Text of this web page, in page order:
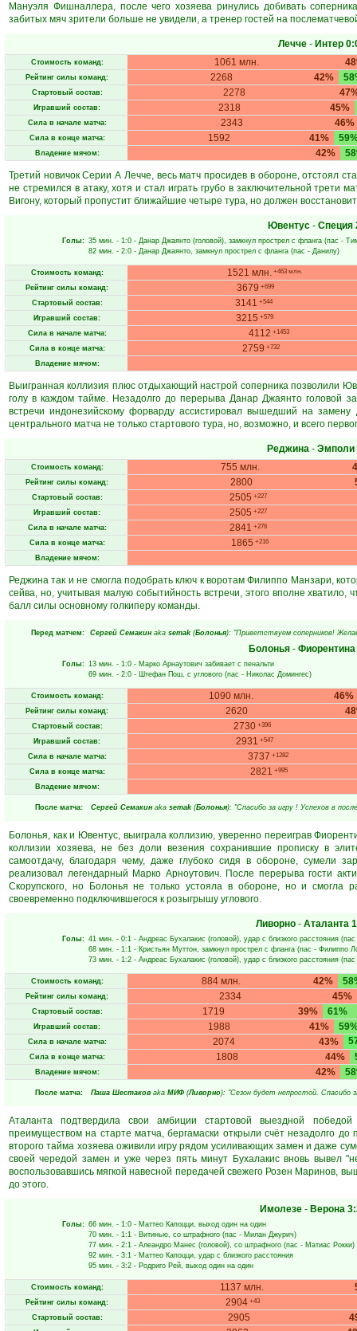
Мануэля Фишналлера, после чего хозяева ринулись добивать
забитых мяч зрители больше не увидели, а тренер гостей на
Лечче- Интер
Стоимость команд: 1061 млн.
Рейтинг силы команд: 42%
2268
Стартовый состав: 2278
Игравший состав: 45%
2318
Сила в начале матча: 46%
2343
Сила в конце матча: 41%
1592
Владение мячом: 42%
Третий новичок Серии А Лечче, весь матч просидев в обороне, отстоял
не стремился в атаку, хотя и стал играть грубо в заключительной трети
Вигону, который пропустит ближайшие четыре тура, но должен
Ювентус - Специя
Голы: 35 мин. - 1:0 - Данар Джаянто (головой), замкнул прострел с фланга (пас -
82 мин. - 2:0 - Данар Джаянто, замкнул прострел с фланга (пас - Данилу)
Стоимость команд: 1521 млн. +463 млн.
Рейтинг силы команд: 3679 +699
Стартовый состав: 3141 +544
Игравший состав: 3215 +579
Сила в начале матча: 4112 +1453
Сила в конце матча: 2759 +732
Владение мячом:
Выигранная коллизия плюс отдыхающий настрой соперника позволили
голу в каждом тайме. Незадолго до перерыва Данар Джаянто головой
встречи индонезийскому форварду ассистировал вышедший на
центрального матча не только стартового тура, но, возможно, и всего
Реджина- Эмполи
Стоимость команд: 755 млн.
Рейтинг силы команд: 2800
Стартовый состав: 2505 +227
Игравший состав: 2505 +227
Сила в начале матча: 2841 +276
Сила в конце матча: 1865 +216
Владение мячом:
Реджина так и не смогла подобрать ключ к воротам Филиппо Манзари,
сейва, но, учитывая малую событийность встречи, этого вполне хватило,
балл силы основному голкиперу команды.
Перед матчем: Сергей Семакин aka semak (Болонья): "Приветствуем соперников!
Болонья - Фиорентина
Голы: 13 мин. - 1:0 - Марко Арнаутович забивает с пенальти
69 мин. - 2:0 - Штефан Пош, с углового (пас - Николас Домингес)
Стоимость команд: 46%
1090 млн.
Рейтинг силы команд: 2620
Стартовый состав: 2730+396
Игравший состав: 2931 +547
Сила в начале матча: 3737 +1282
Сила в конце матча: 2821 +995
Владение мячом:
После матча: Сергей Семакин aka semak (Болонья): "Спасибо за игру ! Успехов в
Болонья, как и Ювентус, выиграла коллизию, уверенно переиграв
коллизии хозяева, не без доли везения сохранившие прописку в
самоотдачу, благодаря чему, даже глубоко сидя в обороне, сумели
реализовал легендарный Марко Арноутович. После перерыва гости
Скорупского, но Болонья не только устояла в обороне, но и смогла
своевременно подключившегося к розыгрышу углового.
Ливорно- Аталанта
Голы: 41 мин. - 0:1 - Андреас Бухалакис (головой), удар с близкого расстояния
68 мин. - 1:1 - Кристьян Муттон, замкнул прострел с фланга (пас - Филиппо
73 мин. - 1:2 - Андреас Бухалакис (головой), удар с близкого расстояния
Стоимость команд: 42%
884 млн.
Рейтинг силы команд: 45%
2334
Стартовый состав: 39%
1719 61%
Игравший состав: 41%
1988
Сила в начале матча: 43%
2074
Сила в конце матча: 44%
1808
Владение мячом: 42%
После матча: Паша Шестаков aka МИФ (Ливорно): "Сезон будет непростой. Спасибо
Аталанта подтвердила свои амбиции стартовой выездной
преимуществом на старте матча, бергамаски открыли счёт незадолго
второго тайма хозяева оживили игру рядом усиливающих замен и даже
своей чередой замен и уже через пять минут Бухалакис вновь вывел
воспользовавшись мягкой навесной передачей свежего Розен Маринов,
до этого.
Имолезе- Верона
Голы: 66 мин. - 1:0 - Маттео Капоцци, выход один на один
70 мин. - 1:1 - Витинью, со штрафного (пас - Милан Джурич)
77 мин. - 2:1 - Алеандро Манес (головой), со штрафного (пас - Матиас Рокки)
92 мин. - 3:1 - Маттео Капоцци, удар с близкого расстояния
95 мин. - 3:2 - Родриго Рей, выход один на один
Стоимость команд: 1137 млн.
Рейтинг силы команд: 2904 +43
Стартовый состав: 2905